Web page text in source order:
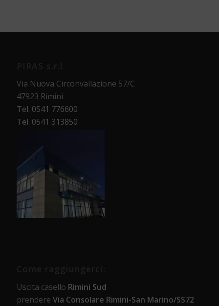
Via Nuova Circonvallazione 57/C
47923 Rimini
Tel. 0541 776600
Tel. 0541 313850
Uscita casello Rimini Sud
prendere Via Consolare Rimini-San Marino/SS72